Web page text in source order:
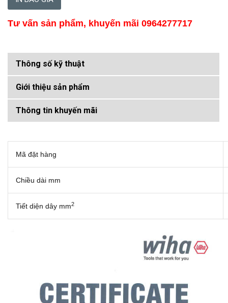
Tư vấn sản phẩm, khuyến mãi 0964277717
Thông số kỹ thuật
Giới thiệu sản phẩm
Thông tin khuyến mãi
Mã đặt hàng
Chiều dài mm
Tiết diện dây mm2